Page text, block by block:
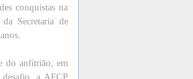
conquistas na
Secretaria de
do anfitrião, em